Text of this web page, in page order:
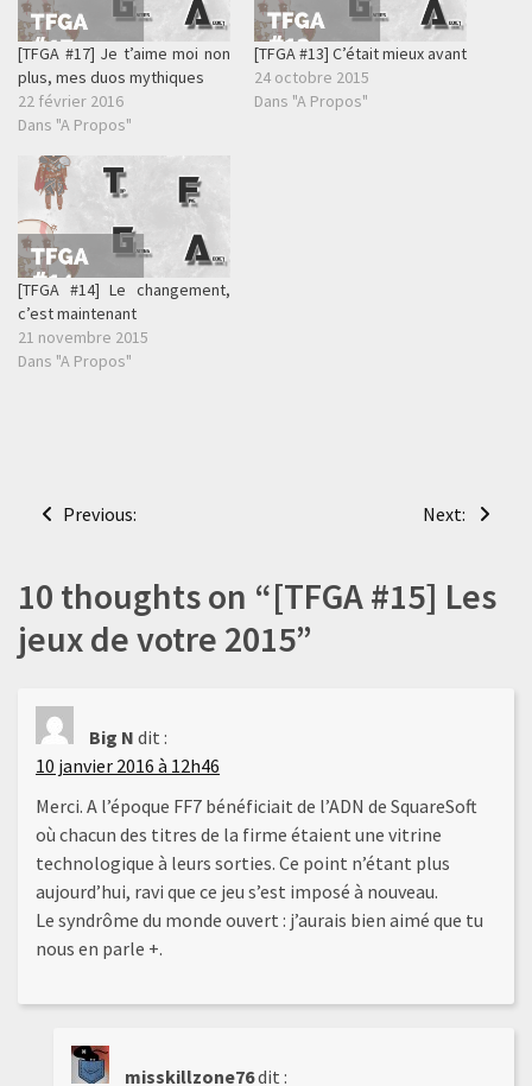
[TFGA #17] Je t’aime moi non
plus, mes duos mythiques
22 février 2016
Dans "A Propos"
[TFGA #13] C’était mieux avant
24 octobre 2015
Dans "A Propos"
[TFGA #14] Le changement,
c’est maintenant
21 novembre 2015
Dans "A Propos"
Navigation
l’article
Previous: Next:
10 thoughts on “[TFGA #15] Les
jeux de votre 2015”
Big N dit :
10 janvier 2016 à 12h46
Merci. A l’époque FF7 bénéficiait de l’ADN de SquareSoft
où chacun des titres de la firme étaient une vitrine
technologique à leurs sorties. Ce point n’étant plus
aujourd’hui, ravi que ce jeu s’est imposé à nouveau.
Le syndrôme du monde ouvert : j’aurais bien aimé que tu
nous en parle +.
misskillzone76dit :